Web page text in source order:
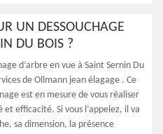
UN DESSOUCHAGE
DU BOIS ?
d’arbre en vue à Saint Sernin Du
de Ollmann jean élagage . Ce
est en mesure de vous réaliser
efficacité. Si vous l’appelez, il va
sa dimension, la présence